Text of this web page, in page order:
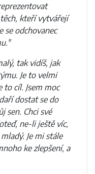
těch, kteří vytvářejí
se odchovanec
tak vidíš, jak
Je to velmi
to cíl. Jsem moc
dostat se do
sen. Chci své
ne-li ještě víc,
Je mi stále
ke zlepšení, a